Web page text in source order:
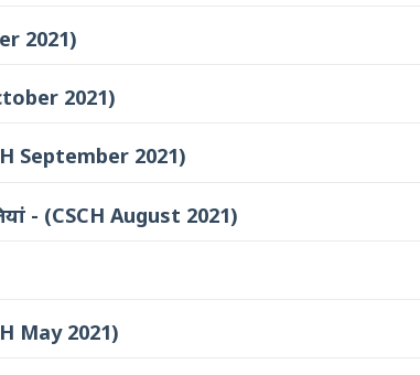
2021)
2021)
September 2021)
- (CSCH August 2021)
May 2021)